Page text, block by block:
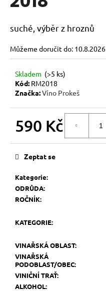
z
hvězdiček.
suché, výběr z hroznů
Můžeme doručit do: 10.8.2026
Skladem (>5 ks)
Kód: RM2018
Značka:Víno Prokeš
590 Kč
Kategorie:
ODRŮDA:
ROČNÍK:
KATEGORIE:
VINAŘSKÁ OBLAST:
VINAŘSKÁ
PODOBLAST/OBEC:
VINIČNÍ TRAŤ:
ALKOHOL:
Zeptat se
j
e
m
e
RULANDSKÉ
ŠEDÉ
Kč